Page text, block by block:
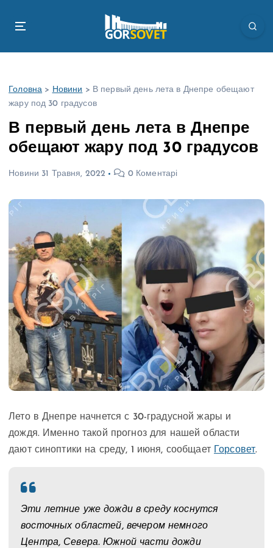
Головна > Новини > В первый день лета в Днепре обещают
жару под 30 градусов
В первый день лета в Днепре
обещают жару под 30 градусов
Новини 31 Травня, 2022 0 Коментарі
Лето в Днепре начнется с 30-градусной жары и
дождя. Именно такой прогноз для нашей области
дают синоптики на среду, 1 июня, сообщает
Горсовет.
Эти летние уже дожди в среду коснутся
восточных областей, вечером немного
Центра, Севера. Южной части дожди